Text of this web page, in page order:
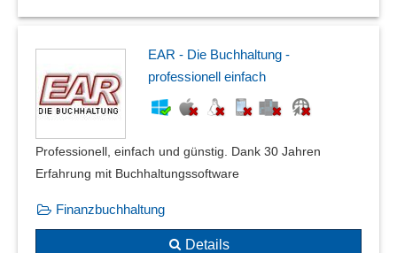
EAR - Die Buchhaltung -
professionell einfach
Professionell, einfach und günstig. Dank 30 Jahren
Erfahrung mit Buchhaltungssoftware
Finanzbuchhaltung
Details